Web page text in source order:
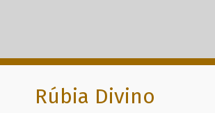
Rúbia Divino